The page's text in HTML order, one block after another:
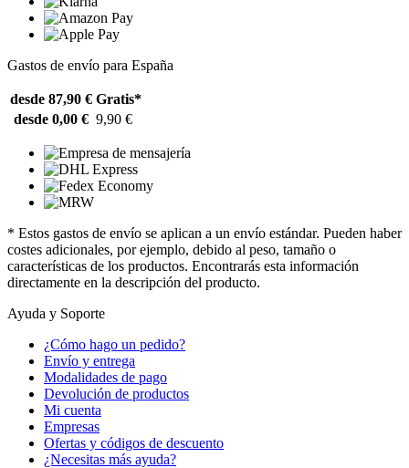
Gastos de envío para España
desde 87,90 € Gratis*
desde 0,00 € 9,90 €
* Estos gastos de envío se aplican a un envío estándar. Pueden haber
costes adicionales, por ejemplo, debido al peso, tamaño o
características de los productos. Encontrarás esta información
directamente en la descripción del producto.
Ayuda y Soporte
¿Cómo hago un pedido?
Envío y entrega
Modalidades de pago
Devolución de productos
Mi cuenta
Empresas
Ofertas y códigos de descuento
¿Necesitas más ayuda?